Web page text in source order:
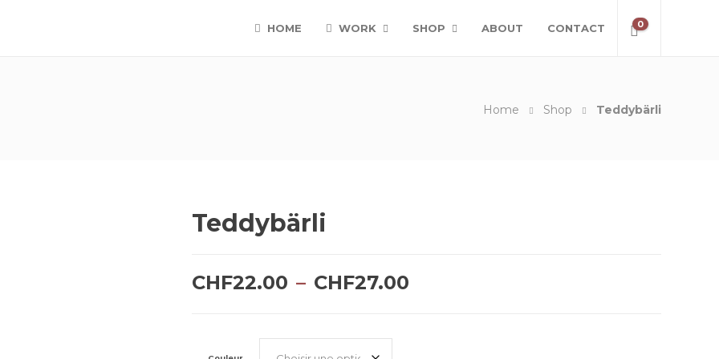
HOME WORK SHOP ABOUT CONTACT 0
Home Shop Teddybärli
Teddybärli
CHF22.00 – CHF27.00